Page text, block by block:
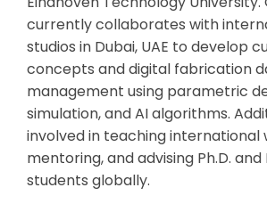
currently collaborates with
studios in Dubai, UAE to develop
concepts and digital fabrication
management using parametric
simulation, and AI algorithms.
involved in teaching international
mentoring, and advising Ph.D. and
students globally.